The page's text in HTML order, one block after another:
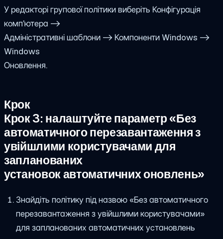
У редакторі групової політики виберіть Конфігурація
комп'ютера ->
Адміністративні шаблони -> Компоненти Windows ->
Windows
Оновлення.
Крок
Крок 3: налаштуйте параметр «Без
автоматичного перезавантаження з
увійшлими користувачами для
запланованих
установок автоматичних оновлень»
Знайдіть політику під назвою «Без автоматичного
перезавантаження з увійшлими користувачами»
для запланованих автоматичних установлень